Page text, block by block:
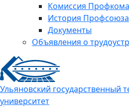
Комиссия Профкома
История Профсоюза
Документы
Объявления о
Ульяновский государственный
университет